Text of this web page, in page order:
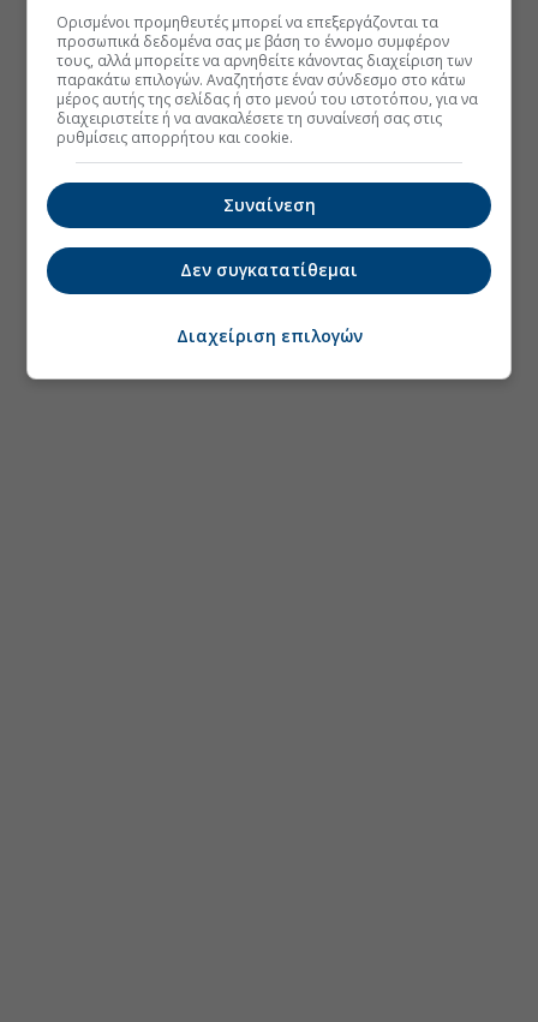
Ορισμένοι προμηθευτές μπορεί να επεξεργάζονται τα
προσωπικά δεδομένα σας με βάση το έννομο συμφέρον
τους, αλλά μπορείτε να αρνηθείτε κάνοντας διαχείριση των
παρακάτω επιλογών. Αναζητήστε έναν σύνδεσμο στο κάτω
μέρος αυτής της σελίδας ή στο μενού του ιστοτόπου, για να
διαχειριστείτε ή να ανακαλέσετε τη συναίνεσή σας στις
ρυθμίσεις απορρήτου και cookie.
Συναίνεση
Δεν συγκατατίθεμαι
Διαχείριση επιλογών